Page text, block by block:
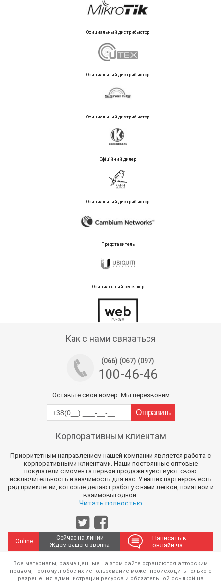
Официальный дистрибьютор
Официальный дистрибьютор
Официальный дистрибьютор
Офіційний дилер
Официальный дистрибьютор
Представитель
Официальный реселлер
Как с нами связаться
(066) (067) (097)
100-46-46
Оставьте свой номер. Мы перезвоним
Корпоративным клиентам
Приоритетным направлением нашей компании является работа с
корпоративными клиентами. Наши постоянные оптовые
покупатели с момента первой продажи чувствуют свою
исключительность и значимость для нас. У наших партнеров есть
ряд привилегий, которые делают работу с нами легкой, приятной и
взаимовыгодной.
Читать полностью
Online
Сейчас на линии
Ждем вашего звонка
Написать в
онлайн чат
Все материалы, размещенные на этом сайте охраняются авторским
правом, поэтому любое их использование может происходить только с
разрешения администрации ресурса и обязательной ссылкой на